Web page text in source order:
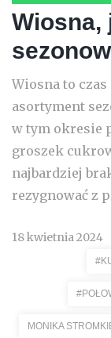
Wiosna,
Wiosna to
asortyment
w tym okresie
groszek
najbardziej
rezygnować z
18 kwietnia 2024
MONIKA